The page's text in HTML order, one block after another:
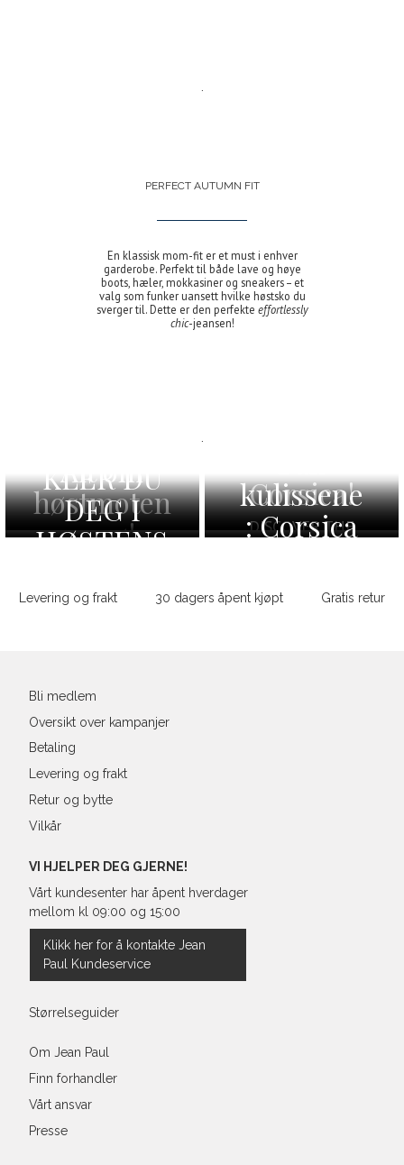
.
PERFECT AUTUMN FIT
En klassisk mom-fit er et must i enhver
garderobe. Perfekt til både lave og høye
boots, hæler, mokkasiner og sneakers – et
valg som funker uansett hvilke høstsko du
sverger til. Dette er den perfekte effortlessly
chic-jeansen!
.
Alt om
høstmoten
2025!
Corsica!
DISCOVER THE
KLER DU
DEG I
HØSTENS
kulissene
: Corsica
Levering og frakt 30 dagers åpent kjøpt Gratis retur
Bli medlem
Oversikt over kampanjer
Betaling
Levering og frakt
Retur og bytte
Vilkår
VI HJELPER DEG GJERNE!
Vårt kundesenter har åpent hverdager
mellom kl 09:00 og 15:00
Klikk her for å kontakte Jean
Paul Kundeservice
Størrelseguider
Om Jean Paul
Finn forhandler
Vårt ansvar
Presse